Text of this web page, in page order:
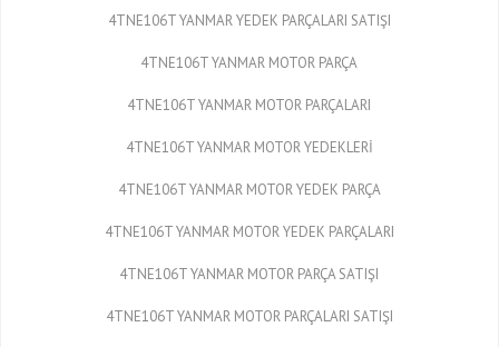
4TNE106T YANMAR YEDEK PARÇALARI SATIŞI
4TNE106T YANMAR MOTOR PARÇA
4TNE106T YANMAR MOTOR PARÇALARI
4TNE106T YANMAR MOTOR YEDEKLERİ
4TNE106T YANMAR MOTOR YEDEK PARÇA
4TNE106T YANMAR MOTOR YEDEK PARÇALARI
4TNE106T YANMAR MOTOR PARÇA SATIŞI
4TNE106T YANMAR MOTOR PARÇALARI SATIŞI